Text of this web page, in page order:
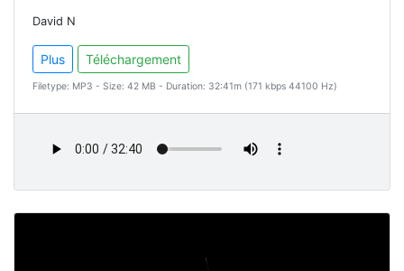
David N
Plus Téléchargement
Filetype: MP3 - Size: 42 MB - Duration: 32:41m (171 kbps 44100 Hz)